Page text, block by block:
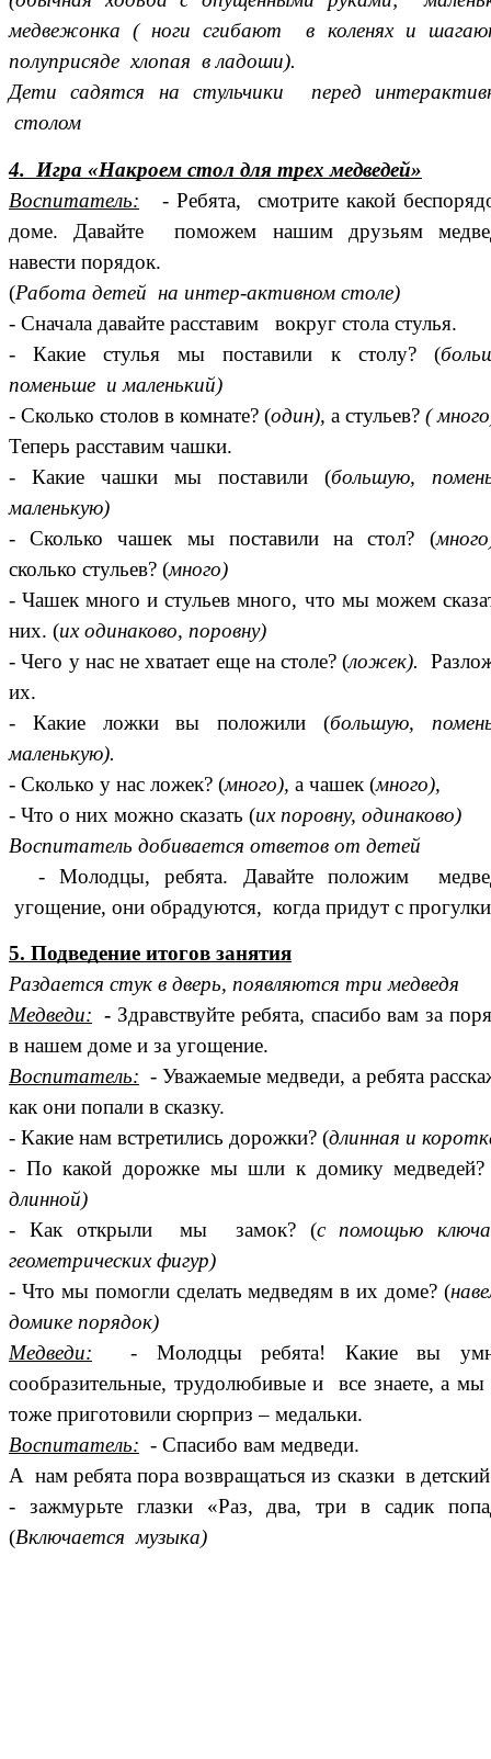
медвежонка ( ноги сгибают в коленях и
полуприсяде хлопая в ладоши).
Дети садятся на стульчики перед
столом
4. Игра «Накроем стол для трех медведей»
Воспитатель:
- Ребята, смотрите какой
доме. Давайте поможем нашим друзьям
навести порядок.
(Работа детей на интер-активном столе)
- Сначала давайте расставим вокруг стола стулья.
- Какие стулья мы поставили к столу? (
поменьше и маленький)
- Сколько столов в комнате? (один), а стульев? (
Теперь расставим чашки.
- Какие чашки мы поставили (большую,
маленькую)
- Сколько чашек мы поставили на стол? (
сколько стульев? (много)
- Чашек много и стульев много, что мы можем
них. (их одинаково, поровну)
- Чего у нас не хватает еще на столе? (ложек).
их.
- Какие ложки вы положили (большую,
маленькую).
- Сколько у нас ложек? (много), а чашек (много),
- Что о них можно сказать (их поровну, одинаково)
Воспитатель добивается ответов от детей
- Молодцы, ребята. Давайте положим
угощение, они обрадуются, когда придут с
5. Подведение итогов занятия
Раздается стук в дверь, появляются три медведя
Медведи: - Здравствуйте ребята, спасибо вам за
в нашем доме и за угощение.
Воспитатель: - Уважаемые медведи, а ребята
как они попали в сказку.
- Какие нам встретились дорожки? (длинная и
- По какой дорожке мы шли к домику
длинной)
- Как открыли мы замок? (с помощью
геометрических фигур)
- Что мы помогли сделать медведям в их доме? (
домике порядок)
Медведи:
- Молодцы ребята! Какие вы
сообразительные, трудолюбивые и все знаете, а мы
тоже приготовили сюрприз – медальки.
Воспитатель: - Спасибо вам медведи.
А нам ребята пора возвращаться из сказки в
- зажмурьте глазки «Раз, два, три в садик
(Включается музыка)